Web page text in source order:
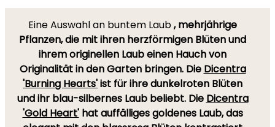
Eine Auswahl an buntem Laub, mehrjährige
Pflanzen, die mit ihren herzförmigen Blüten und
ihrem originellen Laub einen Hauch von
Originalität in den Garten bringen. Die Dicentra
'Burning Hearts'ist für ihre dunkelroten Blüten
und ihr blau-silbernes Laub beliebt. Die Dicentra
'Gold Heart'hat auffälliges goldenes Laub, das